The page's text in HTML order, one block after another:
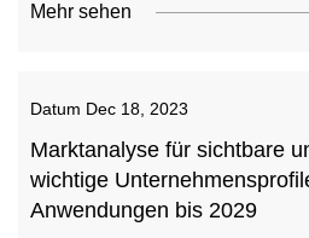
Mehr sehen
Datum Dec 18, 2023
Marktanalyse für sichtbare
wichtige
Anwendungen bis 2029